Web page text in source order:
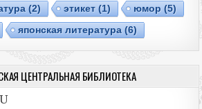
(2) этикет(1) юмор (5)
японская литература (6)
ЦЕНТРАЛЬНАЯ БИБЛИОТЕКА